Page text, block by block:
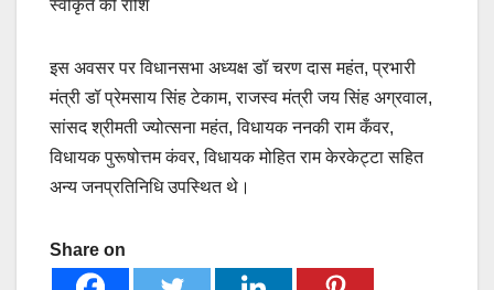
इस अवसर पर विधानसभा अध्यक्ष डॉ चरण दास महंत, प्रभारी
मंत्री डॉ प्रेमसाय सिंह टेकाम, राजस्व मंत्री जय सिंह अग्रवाल,
सांसद श्रीमती ज्योत्सना महंत, विधायक ननकी राम कँवर,
विधायक पुरूषोत्तम कंवर, विधायक मोहित राम केरकेट्टा सहित
अन्य जनप्रतिनिधि उपस्थित थे।
Share on